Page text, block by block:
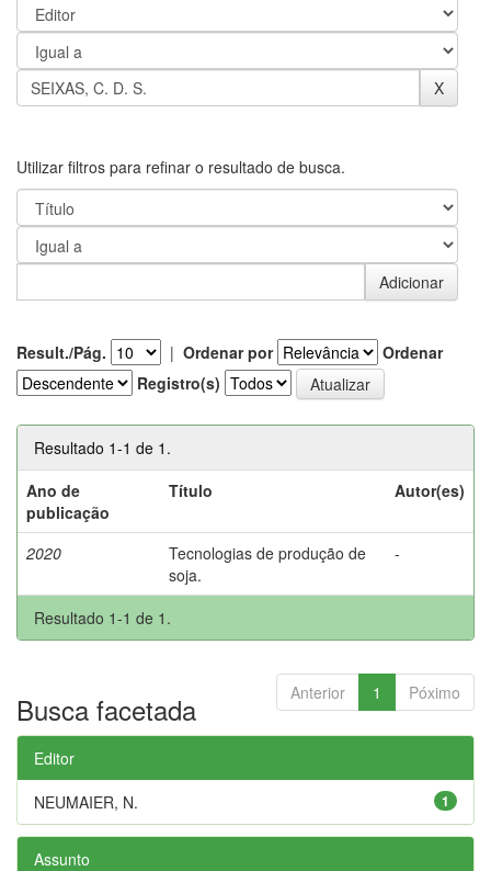
Utilizar filtros para refinar o resultado de busca.
Result./Pág. | Ordenar por
Ordenar
Registro(s)
Resultado 1-1 de 1.
Ano de
publicação
Título Autor(es)
2020
Tecnologias de produção de
soja.
-
Resultado 1-1 de 1.
Anterior 1 Póximo
Busca facetada
Editor
1
NEUMAIER, N.
Assunto